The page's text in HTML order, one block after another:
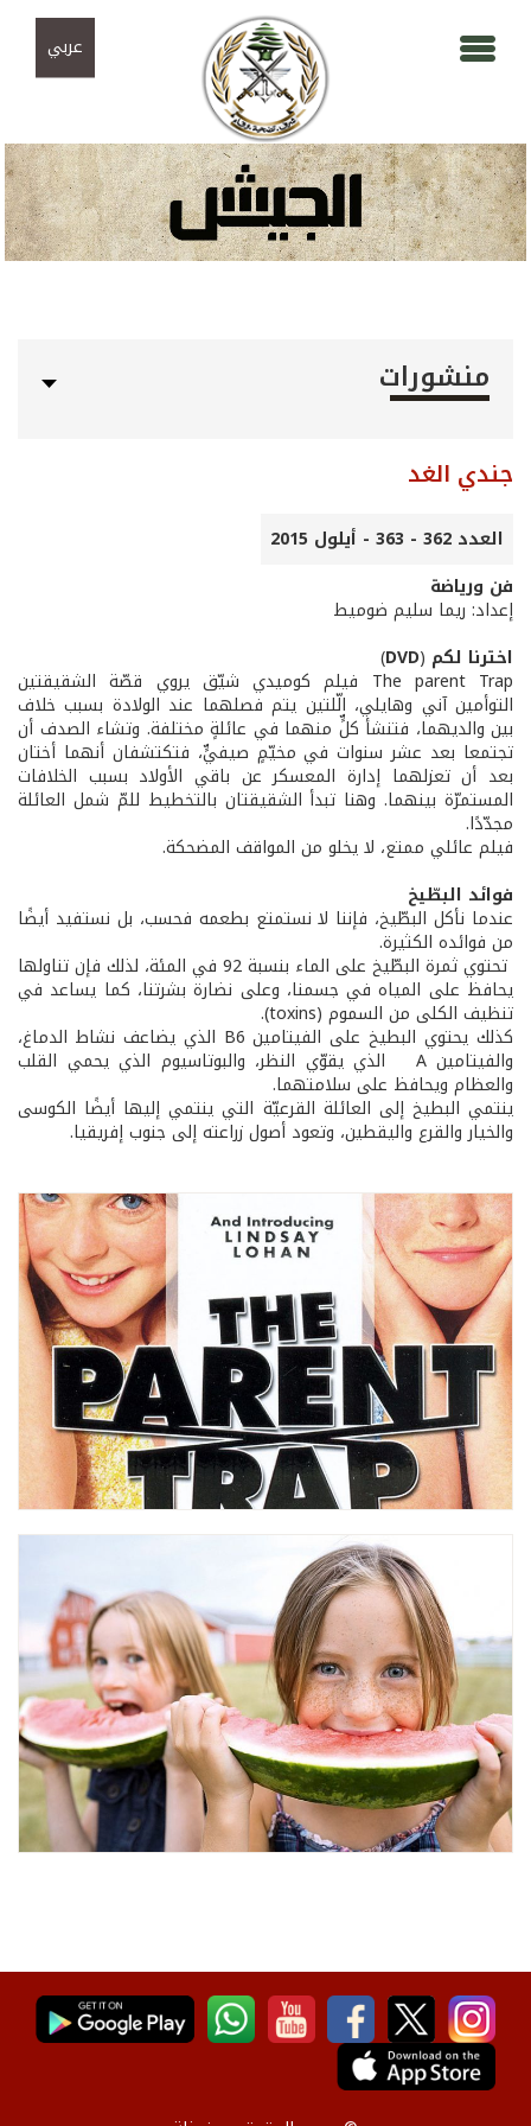
عربي
منشورات
جندي الغد
العدد 362 - 363 - أيلول 2015
فن ورياضة
إعداد: ريما سليم ضوميط
اخترنا لكم (
DVD
)
The parent Trap فيلم كوميدي شيّق يروي قصّة الشقيقتين
التوأمين آني وهايلي، الّلتين يتم فصلهما عند الولادة بسبب خلاف
بين والديهما، فتنشأ كلٍّ منهما في عائلةٍ مختلفة. وتشاء الصدف أن
تجتمعا بعد عشر سنوات في مخيّمٍ صيفيٍّ، فتكتشفان أنهما أختان
بعد أن تعزلهما إدارة المعسكر عن باقي الأولاد بسبب الخلافات
المستمرّة بينهما. وهنا تبدأ الشقيقتان بالتخطيط للمّ شمل العائلة
مجدّدًا.
فيلم عائلي ممتع، لا يخلو من المواقف المضحكة.
فوائد البطّيخ
عندما نأكل البطّيخ، فإننا لا نستمتع بطعمه فحسب، بل نستفيد أيضًا
من فوائده الكثيرة.
تحتوي ثمرة البطّيخ على الماء بنسبة 92 في المئة، لذلك فإن تناولها
يحافظ على المياه في جسمنا، وعلى نضارة بشرتنا، كما يساعد في
تنظيف الكلى من السموم (toxins).
كذلك يحتوي البطيخ على الفيتامين B6 الذي يضاعف نشاط الدماغ،
والفيتامين A الذي يقوّي النظر، والبوتاسيوم الذي يحمي القلب
والعظام ويحافظ على سلامتهما.
ينتمي البطيخ إلى العائلة القرعيّة التي ينتمي إليها أيضًا الكوسى
والخيار والقرع واليقطين، وتعود أصول زراعته إلى جنوب إفريقيا.